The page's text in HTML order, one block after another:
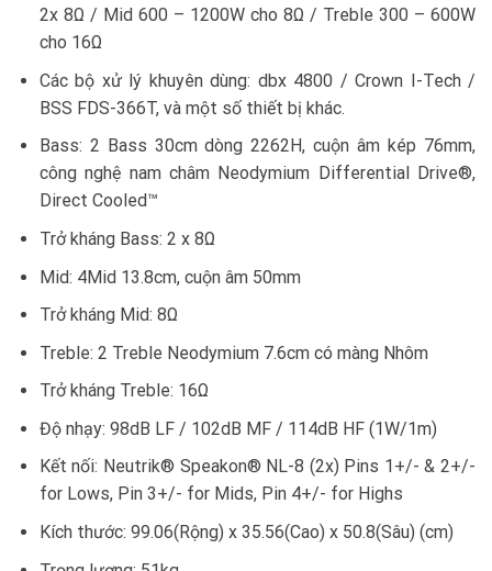
2x 8Ω / Mid 600 – 1200W cho 8Ω / Treble 300 – 600W
cho 16Ω
Các bộ xử lý khuyên dùng: dbx 4800 / Crown I-Tech /
BSS FDS-366T, và một số thiết bị khác.
Bass: 2 Bass 30cm dòng 2262H, cuộn âm kép 76mm,
công nghệ nam châm Neodymium Differential Drive®,
Direct Cooled™
Trở kháng Bass: 2 x 8Ω
Mid: 4Mid 13.8cm, cuộn âm 50mm
Trở kháng Mid: 8Ω
Treble: 2 Treble Neodymium 7.6cm có màng Nhôm
Trở kháng Treble: 16Ω
Độ nhạy: 98dB LF / 102dB MF / 114dB HF (1W/1m)
Kết nối: Neutrik® Speakon® NL-8 (2x) Pins 1+/- & 2+/-
for Lows, Pin 3+/- for Mids, Pin 4+/- for Highs
Kích thước: 99.06(Rộng) x 35.56(Cao) x 50.8(Sâu) (cm)